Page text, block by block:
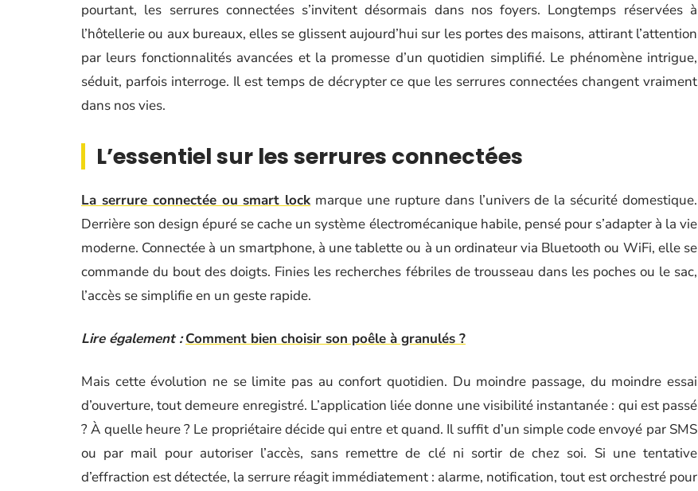
pourtant, les serrures connectées s’invitent désormais dans nos foyers. Longtemps réservées à
l’hôtellerie ou aux bureaux, elles se glissent aujourd’hui sur les portes des maisons, attirant l’attention
par leurs fonctionnalités avancées et la promesse d’un quotidien simplifié. Le phénomène intrigue,
séduit, parfois interroge. Il est temps de décrypter ce que les serrures connectées changent vraiment
dans nos vies.
L’essentiel sur les serrures connectées
La serrure connectée ou smart lock marque une rupture dans l’univers de la sécurité domestique.
Derrière son design épuré se cache un système électromécanique habile, pensé pour s’adapter à la vie
moderne. Connectée à un smartphone, à une tablette ou à un ordinateur via Bluetooth ou WiFi, elle se
commande du bout des doigts. Finies les recherches fébriles de trousseau dans les poches ou le sac,
l’accès se simplifie en un geste rapide.
Lire également : Comment bien choisir son poêle à granulés ?
Mais cette évolution ne se limite pas au confort quotidien. Du moindre passage, du moindre essai
d’ouverture, tout demeure enregistré. L’application liée donne une visibilité instantanée : qui est passé
? À quelle heure ? Le propriétaire décide qui entre et quand. Il suffit d’un simple code envoyé par SMS
ou par mail pour autoriser l’accès, sans remettre de clé ni sortir de chez soi. Si une tentative
d’effraction est détectée, la serrure réagit immédiatement : alarme, notification, tout est orchestré pour